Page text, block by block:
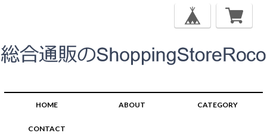
HOME ABOUT CATEGORY
CONTACT